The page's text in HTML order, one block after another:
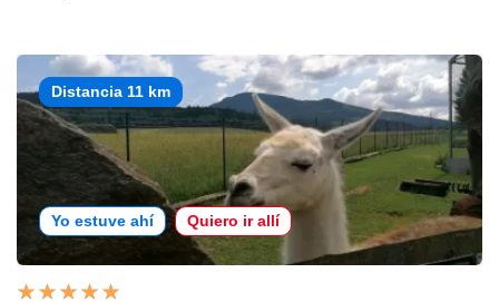
Distancia 11 km
Yo estuve ahí Quiero ir allí